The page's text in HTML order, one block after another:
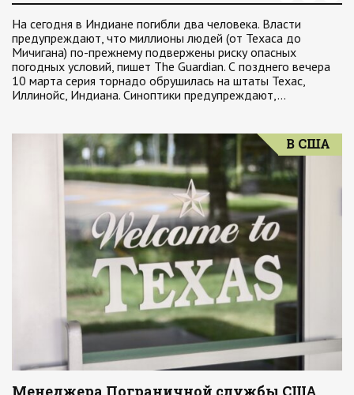
На сегодня в Индиане погибли два человека. Власти
предупреждают, что миллионы людей (от Техаса до
Мичигана) по-прежнему подвержены риску опасных
погодных условий, пишет The Guardian. С позднего вечера
10 марта серия торнадо обрушилась на штаты Техас,
Иллинойс, Индиана. Синоптики предупреждают,…
В США
Менеджера Пограничной службы США